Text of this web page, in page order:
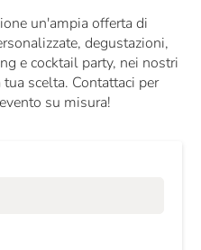
un'ampia offerta di
degustazioni,
e cocktail party, nei nostri
scelta. Contattaci per
su misura!